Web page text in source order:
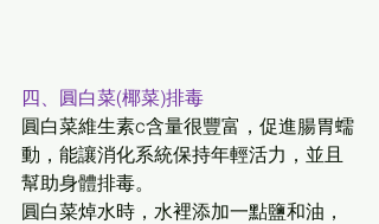
四、圓白菜(椰菜)排毒
圓白菜維生素c含量很豐富，促進腸胃蠕
動，能讓消化系統保持年輕活力，並且
幫助身體排毒。
圓白菜焯水時，水裡添加一點鹽和油，